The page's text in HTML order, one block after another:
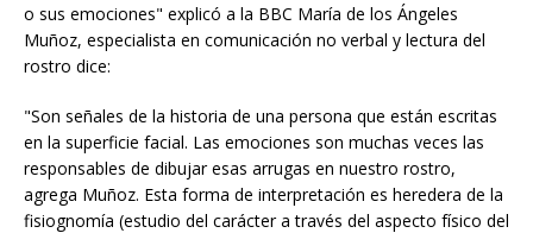
o sus emociones" explicó a la BBC María de los Ángeles
Muñoz, especialista en comunicación no verbal y lectura del
rostro dice:
"Son señales de la historia de una persona que están escritas
en la superficie facial. Las emociones son muchas veces las
responsables de dibujar esas arrugas en nuestro rostro,
agrega Muñoz. Esta forma de interpretación es heredera de la
fisiognomía (estudio del carácter a través del aspecto físico del